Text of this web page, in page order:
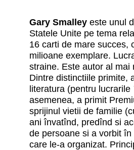
Gary Smalley este unul
Statele Unite pe tema
16 carti de mare succes,
milioane exemplare.
straine. Este autor al
Dintre distinctiile primite,
literatura (pentru lucrarile
asemenea, a primit
sprijinul vietii de familie
ani învatînd, predînd si
de persoane si a vorbit
care le-a organizat.